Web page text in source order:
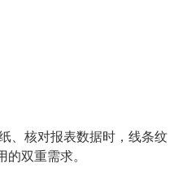
、核对报表数据时，线条纹
双重需求。